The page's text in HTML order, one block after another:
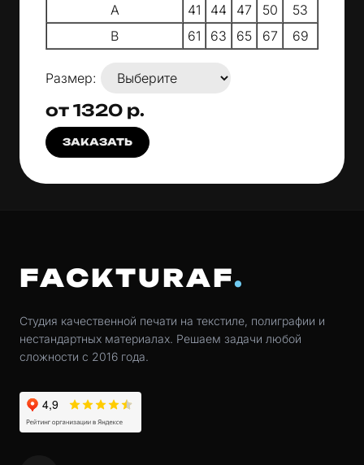
A 41 44 47 50
53
B
61 63 65 67 69
Размер:
от 1320 р.
ЗАКАЗАТЬ
FACKTURAF
Студия качественной печати на текстиле, полиграфии и
нестандартных материалах. Решаем задачи любой
сложности с 2016 года.